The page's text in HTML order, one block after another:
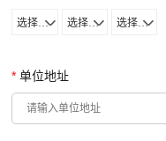
选择省份 选择城市 选择区域
* 单位地址